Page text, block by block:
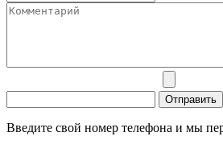
Введите свой номер телефона и мы